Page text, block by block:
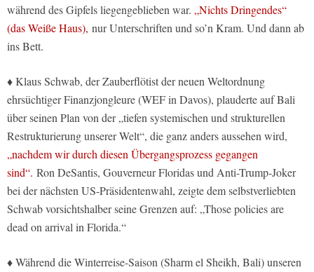
während des Gipfels liegengeblieben war. „Nichts Dringendes“
(das Weiße Haus), nur Unterschriften und so’n Kram. Und dann ab
ins Bett.
♦ Klaus Schwab, der Zauberflötist der neuen Weltordnung
ehrsüchtiger Finanzjongleure (WEF in Davos), plauderte auf Bali
über seinen Plan von der „tiefen systemischen und strukturellen
Restrukturierung unserer Welt“, die ganz anders aussehen wird,
„nachdem wir durch diesen Übergangsprozess gegangen
sind“. Ron DeSantis, Gouverneur Floridas und Anti-Trump-Joker
bei der nächsten US-Präsidentenwahl, zeigte dem selbstverliebten
Schwab vorsichtshalber seine Grenzen auf: „Those policies are
dead on arrival in Florida.“
♦ Während die Winterreise-Saison (Sharm el Sheikh, Bali) unseren